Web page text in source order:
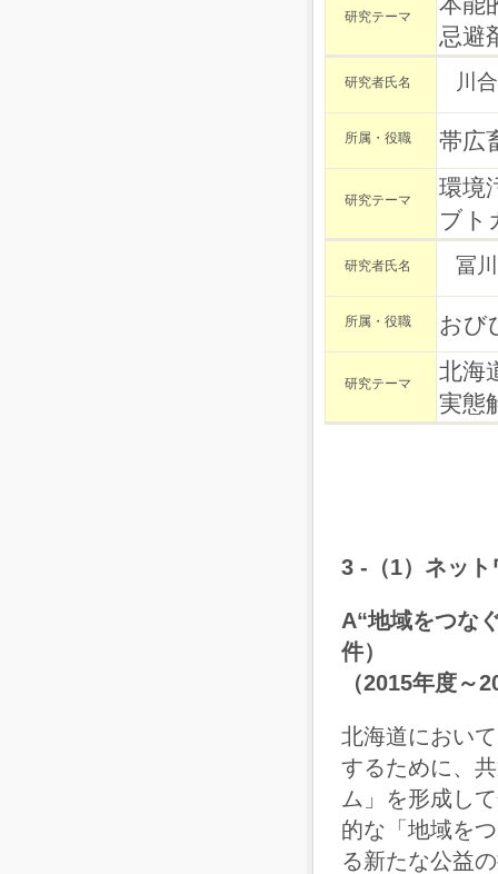
研究テーマ
忌避
研究者氏名 川
所属・役職 帯広
研究テーマ
環境
ブト
研究者氏名 冨
所属・役職 おび
研究テーマ
北海
実態
3 -（1）ネッ
A“地域をつな
件）
（2015年度～
北海道におい
するために、
ム」を形成し
的な「地域を
る新たな公益